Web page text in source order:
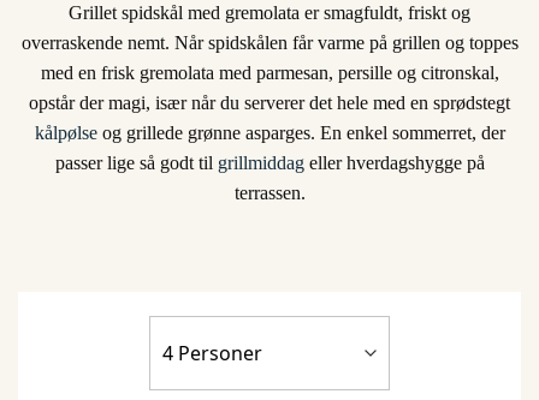
Grillet spidskål med gremolata er smagfuldt, friskt og
overraskende nemt. Når spidskålen får varme på grillen og toppes
med en frisk gremolata med parmesan, persille og citronskal,
opstår der magi, især når du serverer det hele med en sprødstegt
kålpølseog grillede grønne asparges. En enkel sommerret, der
passer lige så godt til grillmiddageller hverdagshygge på
terrassen.